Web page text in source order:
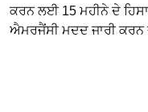
ਕਰਨ ਲਈ 15 ਮਹੀਨੇ ਦੇ
ਐਮਰਜੈਂਸੀ ਮਦਦ ਜਾਰੀ ਕਰਨ